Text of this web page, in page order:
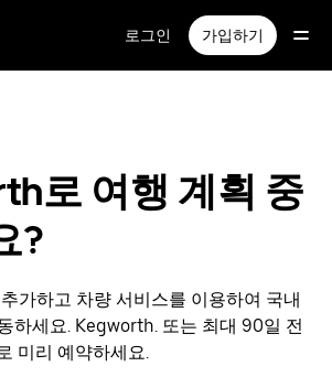
로그인 가입하기
로 여행 계획 중
?
가하고 차량 서비스를 이용하여 국내
하세요. Kegworth. 또는 최대 90일 전
미리 예약하세요.